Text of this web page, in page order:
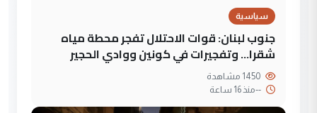
سياسية
جنوب لبنان: قوات الاحتلال تفجر محطة مياه
شقرا… وتفجيرات في كونين ووادي الحجير
--منذ 16 ساعة